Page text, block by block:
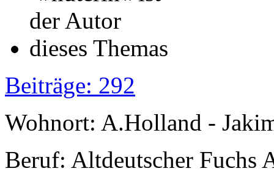
Beiträge: 292
Wohnort: A.Holland -
Beruf: Altdeutscher Fuchs